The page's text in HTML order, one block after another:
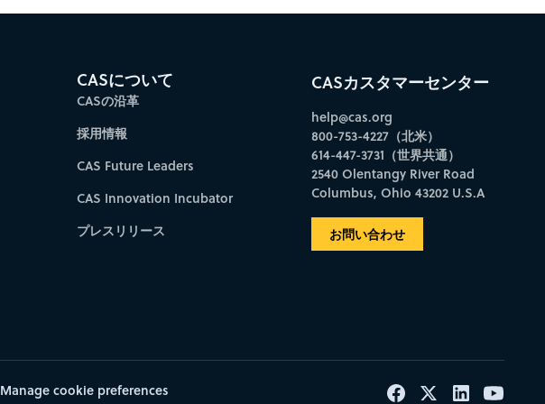
CASについて
CASの沿革
採用情報
CAS Future Leaders
CAS Innovation Incubator
プレスリリース
CASカスタマーセンター
help@cas.org
800-753-4227（北米）
614-447-3731（世界共通）
2540 Olentangy River Road
Columbus, Ohio 43202 U.S.A
お問い合わせ
Manage cookie preferences